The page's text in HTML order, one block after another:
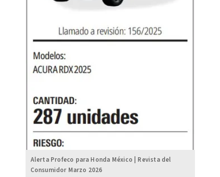
Alerta Profeco para Honda México | Revista del
Consumidor Marzo 2026